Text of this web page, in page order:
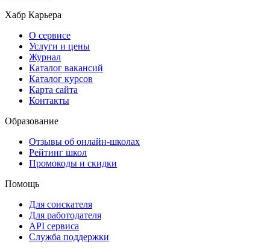
Хабр Карьера
О сервисе
Услуги и цены
Журнал
Каталог вакансий
Каталог курсов
Карта сайта
Контакты
Образование
Отзывы об онлайн-школах
Рейтинг школ
Промокоды и скидки
Помощь
Для соискателя
Для работодателя
API сервиса
Служба поддержки